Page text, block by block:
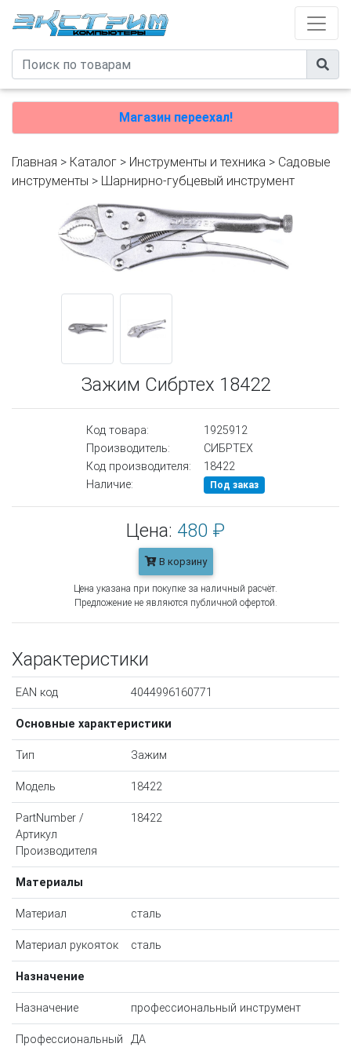
Магазин переехал!
Главная > Каталог > Инструменты и техника > Садовые
инструменты > Шарнирно-губцевый инструмент
Зажим Сибртех 18422
Код товара:
1925912
Производитель:
СИБРТЕХ
Код производителя:
18422
Наличие:
Под заказ
Цена: 480 ₽
В корзину
Цена указана при покупке за наличный расчёт.
Предложение не являются публичной офертой.
Характеристики
EAN код 4044996160771
Основные характеристики
Тип Зажим
Модель 18422
PartNumber /
Артикул
Производителя
18422
Материалы
Материал сталь
Материал рукояток сталь
Назначение
Назначение профессиональный инструмент
Профессиональный
ДА